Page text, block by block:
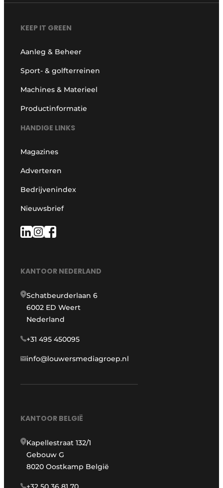
KEEP IT GREEN
Aanleg & Beheer
Sport- & golfterreinen
Machines & Materieel
Productinformatie
HANDIGE LINKS
Magazines
Adverteren
Bedrijvenindex
Nieuwsbrief
KANTOOR NEDERLAND
Schatbeurderlaan 6
6002 ED Weert
Nederland
+31 495 450095
info@louwersmediagroep.nl
KANTOOR BELGIË
Kapellestraat 132/1
Gebouw G
8020 Oostkamp België